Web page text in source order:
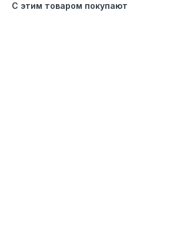
С этим товаром покупают